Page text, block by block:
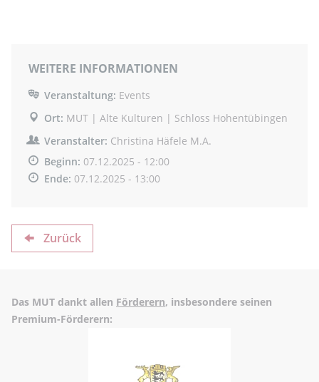
WEITERE INFORMATIONEN
Veranstaltung: Events
Ort: MUT | Alte Kulturen | Schloss Hohentübingen
Veranstalter: Christina Häfele M.A.
Beginn: 07.12.2025 - 12:00
Ende: 07.12.2025 - 13:00
Zurück
Das MUT dankt allen Förderern, insbesondere seinen
Premium-Förderern: